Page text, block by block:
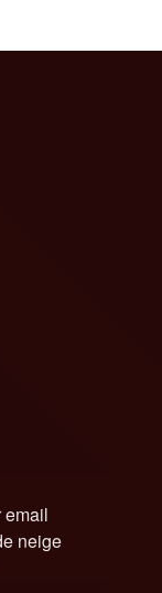
email
neige